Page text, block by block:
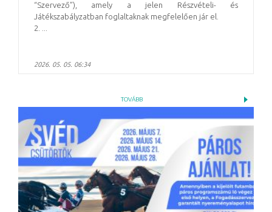
“Szervező”), amely a jelen Részvételi- és
Játékszabályzatban foglaltaknak megfelelően jár el.
2. ...
2026. 05. 05. 06:34
TOVÁBB